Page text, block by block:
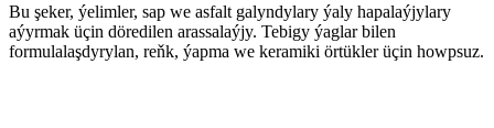
Bu şeker, ýelimler, sap we asfalt galyndylary ýaly hapalaýjylary
aýyrmak üçin döredilen arassalaýjy. Tebigy ýaglar bilen
formulalaşdyrylan, reňk, ýapma we keramiki örtükler üçin howpsuz.